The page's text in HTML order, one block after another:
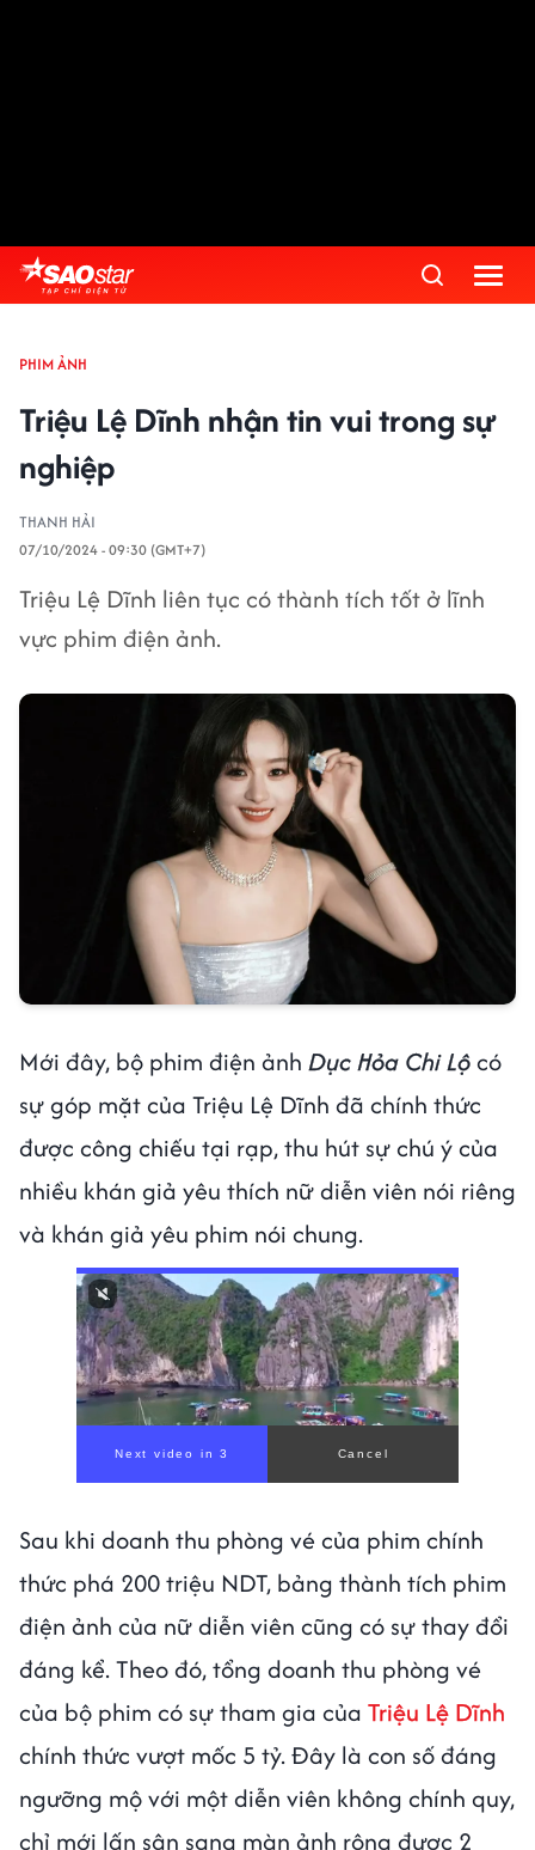
PHIM ẢNH
Triệu Lệ Dĩnh nhận tin vui trong sự
nghiệp
THANH HẢI
07/10/2024 - 09:30 (GMT+7)
Triệu Lệ Dĩnh liên tục có thành tích tốt ở lĩnh
vực phim điện ảnh.
Mới đây, bộ phim điện ảnh Dục Hỏa Chi Lộcó
sự góp mặt của Triệu Lệ Dĩnh đã chính thức
được công chiếu tại rạp, thu hút sự chú ý của
nhiều khán giả yêu thích nữ diễn viên nói riêng
và khán giả yêu phim nói chung.
Sau khi doanh thu phòng vé của phim chính
thức phá 200 triệu NDT, bảng thành tích phim
điện ảnh của nữ diễn viên cũng có sự thay đổi
đáng kể. Theo đó, tổng doanh thu phòng vé
của bộ phim có sự tham gia của Triệu Lệ Dĩnh
chính thức vượt mốc 5 tỷ. Đây là con số đáng
ngưỡng mộ với một diễn viên không chính quy,
chỉ mới lấn sân sang màn ảnh rộng được 2